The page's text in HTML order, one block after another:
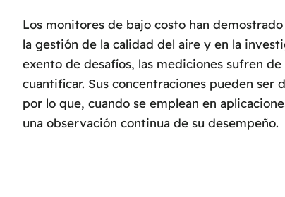
Los monitores de bajo costo han
la gestión de la calidad del aire y en la
exento de desafíos, las mediciones sufren
cuantificar. Sus concentraciones pueden
por lo que, cuando se emplean en
una observación continua de su desempeño.